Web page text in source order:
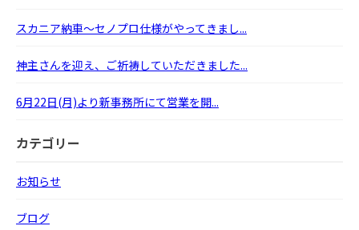
スカニア納車～セノプロ仕様がやってきまし...
神主さんを迎え、ご祈祷していただきました...
6月22日(月)より新事務所にて営業を開...
カテゴリー
お知らせ
ブログ